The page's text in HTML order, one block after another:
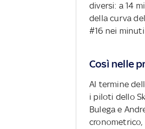
diversi: a 14
della curva
#16 nei
Così nelle
Al termine
i piloti dello
Bulega e
cronometrico,